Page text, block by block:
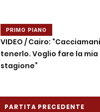
PRIMO PIANO
VIDEO / Cairo:
tenerlo. Voglio fare la mia
stagione”
PARTITA PRECEDENTE